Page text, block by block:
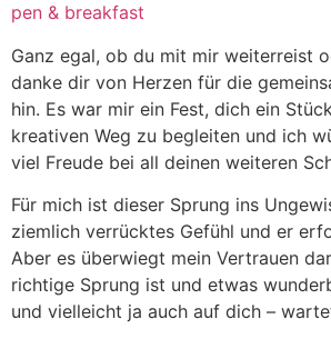
pen & breakfast
Ganz egal, ob du mit mir weiterreist
danke dir von Herzen für die
hin. Es war mir ein Fest, dich ein
kreativen Weg zu begleiten und ich
viel Freude bei all deinen weiteren
Für mich ist dieser Sprung ins
ziemlich verrücktes Gefühl und er
Aber es überwiegt mein Vertrauen
richtige Sprung ist und etwas
und vielleicht ja auch auf dich –